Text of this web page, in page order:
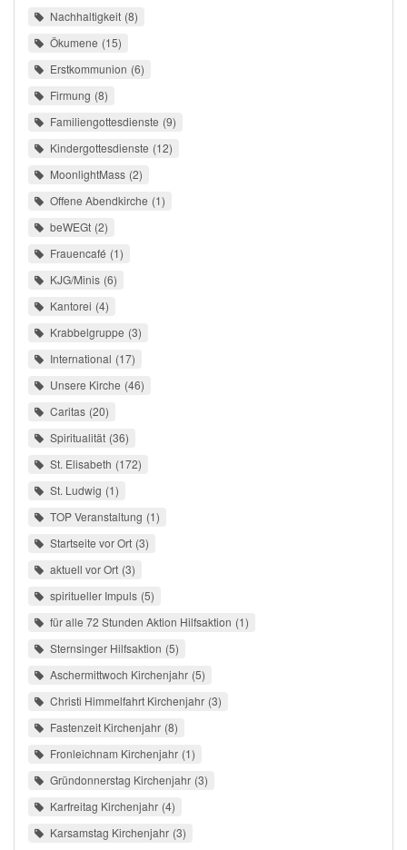
Nachhaltigkeit 8
Ökumene 15
Erstkommunion 6
Firmung 8
Familiengottesdienste 9
Kindergottesdienste 12
MoonlightMass 2
Offene Abendkirche 1
beWEGt 2
Frauencafé 1
KJG/Minis 6
Kantorei 4
Krabbelgruppe 3
International 17
Unsere Kirche 46
Caritas 20
Spiritualität 36
St. Elisabeth 172
St. Ludwig 1
TOP Veranstaltung 1
Startseite vor Ort 3
aktuell vor Ort 3
spiritueller Impuls 5
für alle 72 Stunden Aktion Hilfsaktion 1
Sternsinger Hilfsaktion 5
Aschermittwoch Kirchenjahr 5
Christi Himmelfahrt Kirchenjahr 3
Fastenzeit Kirchenjahr 8
Fronleichnam Kirchenjahr 1
Gründonnerstag Kirchenjahr 3
Karfreitag Kirchenjahr 4
Karsamstag Kirchenjahr 3